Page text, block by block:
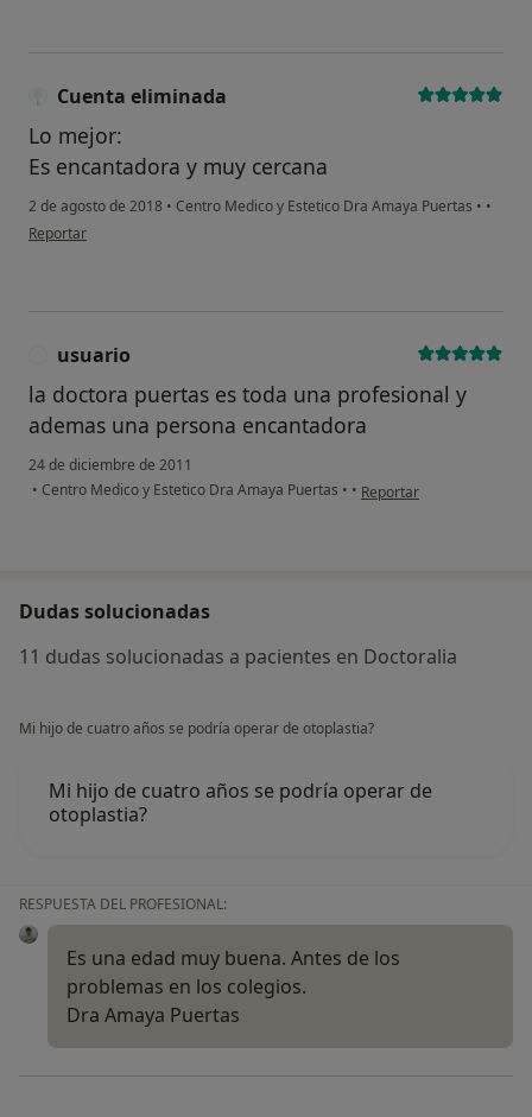
Cuenta eliminada
Lo mejor:
Es encantadora y muy cercana
2 de agosto de 2018 • Centro Medico y Estetico Dra Amaya Puertas • •
en opinión del usuario Cuenta eliminada
Reportar
usuario
la doctora puertas es toda una profesional y
ademas una persona encantadora
24 de diciembre de 2011
• Centro Medico y Estetico Dra Amaya Puertas • • en opinión del usuario
Reportar
Dudas solucionadas
11 dudas solucionadas a pacientes en Doctoralia
Mi hijo de cuatro años se podría operar de otoplastia?
Mi hijo de cuatro años se podría operar de
otoplastia?
RESPUESTA DEL PROFESIONAL:
Es una edad muy buena. Antes de los
problemas en los colegios.
Dra Amaya Puertas